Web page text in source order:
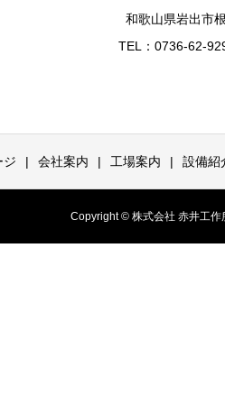
和歌山県岩出市
TEL：0736-62-
ジ 会社案内 工場案内 設備紹
Copyright © 株式会社 赤井工